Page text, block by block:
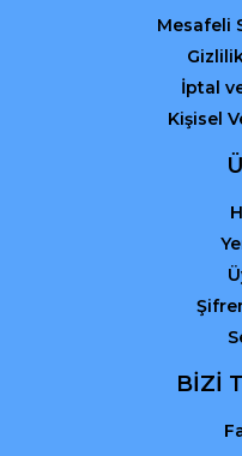
Mesafeli
İptal
Kişisel
BİZİ